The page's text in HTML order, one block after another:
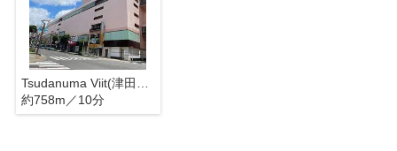
約758m／10分